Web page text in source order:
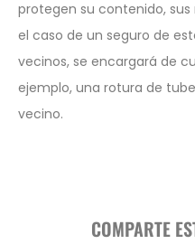
protegen su contenido, sus
el caso de un seguro de
vecinos, se encargará de
ejemplo, una rotura de
vecino.
COMPARTE